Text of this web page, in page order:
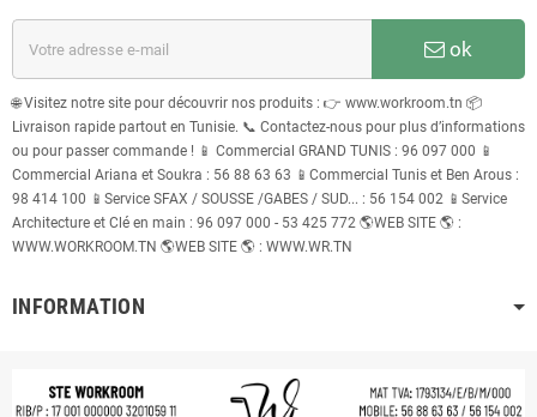
ok
🌐 Visitez notre site pour découvrir nos produits : 👉 www.workroom.tn 📦
Livraison rapide partout en Tunisie. 📞 Contactez-nous pour plus d’informations
ou pour passer commande ! 📱 Commercial GRAND TUNIS : 96 097 000 📱
Commercial Ariana et Soukra : 56 88 63 63 📱Commercial Tunis et Ben Arous :
98 414 100 📱Service SFAX / SOUSSE /GABES / SUD... : 56 154 002 📱Service
Architecture et Clé en main : 96 097 000 - 53 425 772 🌎WEB SITE 🌎 :
WWW.WORKROOM.TN 🌎WEB SITE 🌎 : WWW.WR.TN
INFORMATION